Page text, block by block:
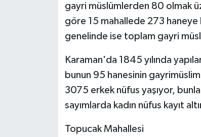
gayri müslümlerden 80 olmak
göre 15 mahallede 273 haneye
genelinde ise toplam gayri
Karaman'da 1845 yılında
bunun 95 hanesinin
3075 erkek nüfus yaşıyor,
sayımlarda kadın nüfus kayıt
Topucak Mahallesi